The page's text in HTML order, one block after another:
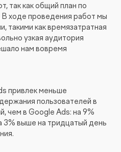
так как общий план по
ходе проведения работ мы
такими как времязатратная
узкая аудитория
нам вовремя
привлек меньше
пользователей в
чем в Google Ads: на 9%
3% выше на тридцатый день